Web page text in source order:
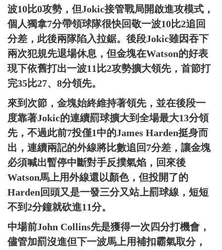
波10比0攻勢，但Jokic接管戰局開啟進攻模式，
個人獨拿7分帶領球隊很快回敬一波10比2追回
分差，此後兩隊陷入拉鋸。後段Jokic雖因吞下
兩次犯規先退場休息，但金塊在Watson的好表
現下依舊打出一波11比2攻勢擴大領先，首節打
完35比27、8分領先。
來到次節，金塊始終維持著領先，並在後段一
度靠著Jokic的連續罰球擴大到全場最大13分領
先，不過此前7投僅1中的James Harden挺身而
出，連續兩記的外線將比數追回7分差，讓金塊
必須喊出暫停中斷對手反撲氣焰，回來後
Watson馬上用外線還以顏色，但投開了的
Harden回頭又是一發三分又站上罰球線，短短
不到2分鐘就砍進11分。
中場前John Collins先是獲得一次四分打機會，
儘管加罰沒進但下一波馬上用補扣霸氣取分，